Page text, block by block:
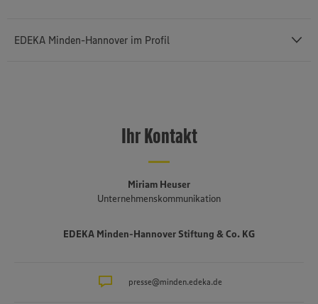
EDEKA Minden-Hannover im Profil
selbstständigen Einzelhandels und etwa 3.140 Auszubildenden) ist
EDEKA Minden-Hannoverdie umsatzstärkste von insgesamt
niederländischen bis an die polnische Grenze und umfasst Bremen,
Niedersachsen, einen Teil von Ostwestfalen-Lippe, Sachsen-Anhalt,
Kaufleuten. Zum Unternehmensverbund gehören mehrere
sowie das Traditionsunternehmen für Fischverarbeitung
Ihr Kontakt
Miriam Heuser
Unternehmenskommunikation
EDEKA Minden-Hannover Stiftung & Co. KG
presse@minden.edeka.de